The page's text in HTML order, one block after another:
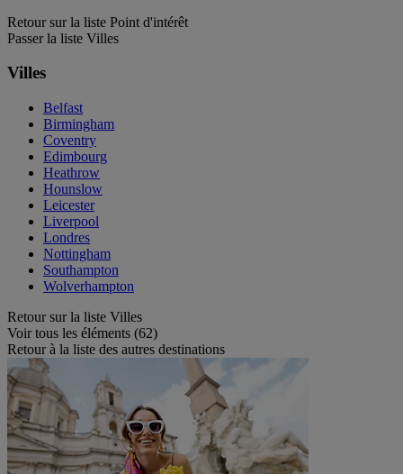
Retour sur la liste Point d'intérêt
Passer la liste Villes
Villes
Belfast
Birmingham
Coventry
Edimbourg
Heathrow
Hounslow
Leicester
Liverpool
Londres
Nottingham
Southampton
Wolverhampton
Retour sur la liste Villes
Voir tous les éléments (62)
Retour à la liste des autres destinations